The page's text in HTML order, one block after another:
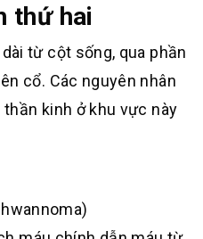
thứ hai
từ cột sống, qua phần
cổ. Các nguyên nhân
kinh ở khu vực này